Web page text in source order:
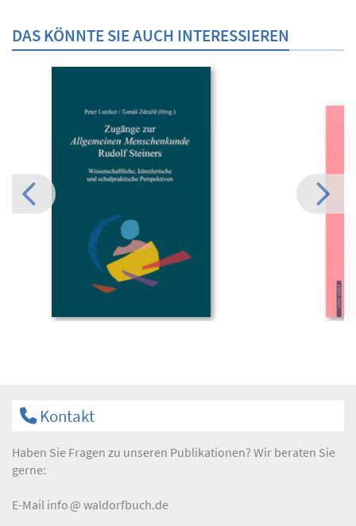
DAS KÖNNTE SIE AUCH INTERESSIEREN
Kontakt
Haben Sie Fragen zu unseren Publikationen? Wir beraten Sie
gerne:
E-Mail info waldorfbuch.de